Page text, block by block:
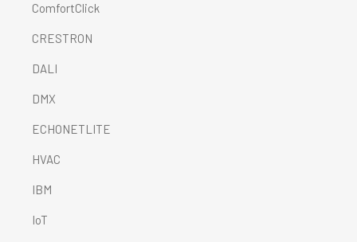
ComfortClick
CRESTRON
DALI
DMX
ECHONETLITE
HVAC
IBM
IoT